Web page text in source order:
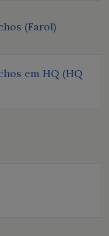
(Farol)
em HQ (HQ